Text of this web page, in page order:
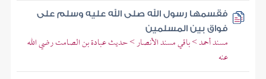
فقسمها رسول الله صلى الله عليه وسلم على
فواق بين المسلمين
مسند أحمد > باقي مسند الأنصار > حديث عبادة بن الصامت رضي الله
عنه